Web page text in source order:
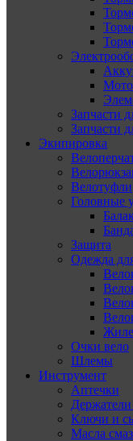
Запчасти
Запчасти
Экипировка
Велотуфли
Головные
Защита
Одежда
Очки вело
Шлемы
Инструмент
Аптечки
Держатели
Ключи и
Масла